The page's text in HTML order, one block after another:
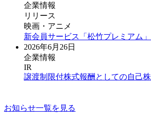
企業情報
リリース
映画・アニメ
新会員サービス「松竹プレミアム
2026年6月26日
企業情報
IR
譲渡制限付株式報酬としての自己
お知らせ一覧を見る